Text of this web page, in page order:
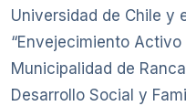
Universidad de Chile y
“Envejecimiento Activo
Municipalidad de
Desarrollo Social y